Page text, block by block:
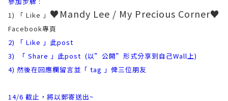
1) 「 Like 」 ♥Mandy Lee / My Precious Corner♥
Facebook專頁
2) 「 Like 」此post
3) 「 Share 」此post (以”公開”形式分享到自己Wall上)
4) 然後在回應欄留言並「 tag 」俾三位朋友
14/6 截止，將以郵寄送出~